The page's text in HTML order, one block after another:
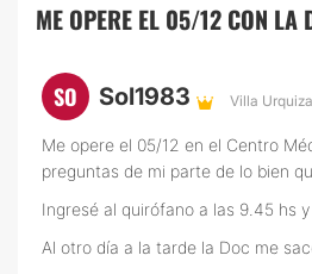
ME OPERE EL 05/12 CON
SO Sol1983 Villa
Me opere el 05/12 en el Centro
preguntas de mi parte de lo bien
Ingresé al quirófano a las 9.45 hs
Al otro día a la tarde la Doc me